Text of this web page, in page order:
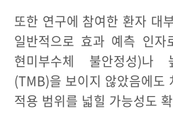
또한 연구에 참여한 환자 대
일반적으로 효과 예측 인자
현미부수체 불안정성)나
(TMB)을 보이지 않았음에도
적용 범위를 넓힐 가능성도